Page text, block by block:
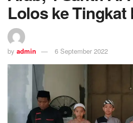
Lolos ke Tingkat
by admin 6 September 2022